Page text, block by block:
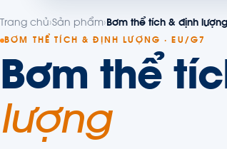
Trang chủ›Sản phẩm›Bơm thể tích & định lượng
BƠM THỂ TÍCH & ĐỊNH LƯỢNG · EU/G7
Bơm thể
lượng